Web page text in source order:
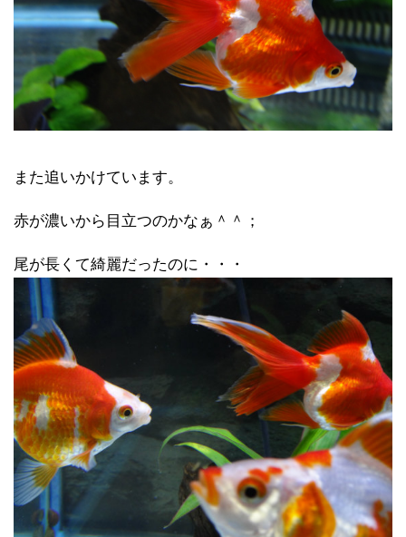
また追いかけています。
赤が濃いから目立つのかなぁ＾＾；
尾が長くて綺麗だったのに・・・